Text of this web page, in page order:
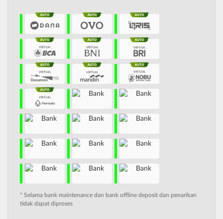
* Selama bank maintenance dan bank offline deposit dan penarikan
tidak dapat diproses